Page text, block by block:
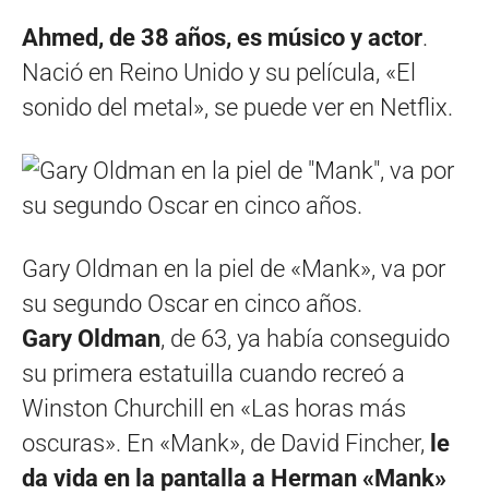
Ahmed, de 38 años, es músico y actor.
Nació en Reino Unido y su película, «El
sonido del metal», se puede ver en Netflix.
Gary Oldman en la piel de «Mank», va por
su segundo Oscar en cinco años.
Gary Oldman, de 63, ya había conseguido
su primera estatuilla cuando recreó a
Winston Churchill en «Las horas más
oscuras». En «Mank», de David Fincher, le
da vida en la pantalla a Herman «Mank»